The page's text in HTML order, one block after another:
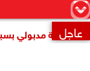
×عاجلمدبولي بسبب